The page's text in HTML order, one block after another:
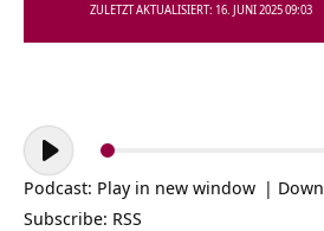
ZULETZT AKTUALISIERT: 16. JUNI 2025 09:03
Audio-
Player
Podcast: Play in new window |
Subscribe: RSS